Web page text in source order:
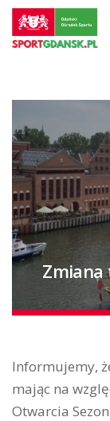
do
treści
Przejdź
do
Zmiana
Informujemy,
mając na
Otwarcia